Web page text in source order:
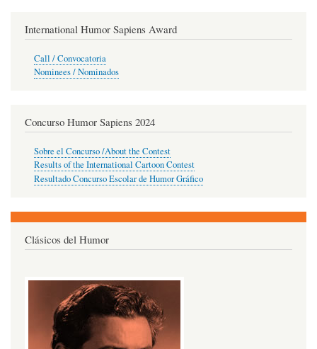
International Humor Sapiens Award
Call / Convocatoria
Nominees / Nominados
Concurso Humor Sapiens 2024
Sobre el Concurso /About the Contest
Results of the International Cartoon Contest
Resultado Concurso Escolar de Humor Gráfico
Clásicos del Humor